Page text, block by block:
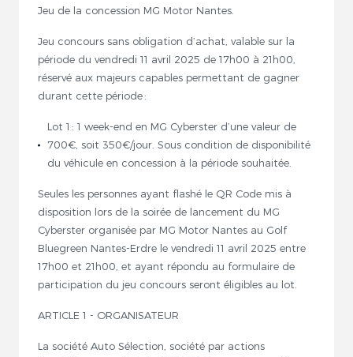
Jeu de la concession MG Motor Nantes.
Jeu concours sans obligation d’achat, valable sur la
période du vendredi 11 avril 2025 de 17h00 à 21h00,
réservé aux majeurs capables permettant de gagner
durant cette période :
Lot 1 : 1 week-end en MG Cyberster d’une valeur de
700€, soit 350€/jour. Sous condition de disponibilité
du véhicule en concession à la période souhaitée.
Seules les personnes ayant flashé le QR Code mis à
disposition lors de la soirée de lancement du MG
Cyberster organisée par MG Motor Nantes au Golf
Bluegreen Nantes-Erdre le vendredi 11 avril 2025 entre
17h00 et 21h00, et ayant répondu au formulaire de
participation du jeu concours seront éligibles au lot.
ARTICLE 1 - ORGANISATEUR
La société Auto Sélection, société par actions